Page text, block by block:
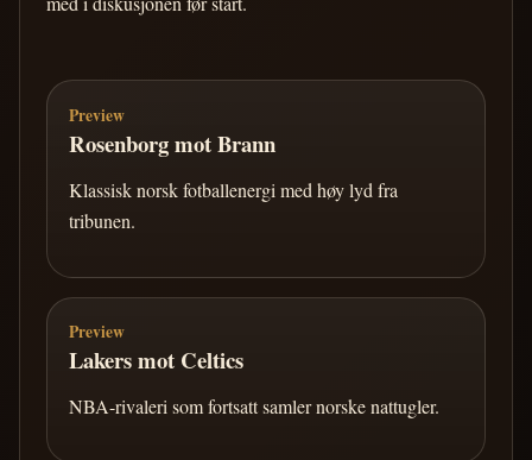
Preview
Rosenborg mot Brann
Klassisk norsk fotballenergi med høy lyd fra
tribunen.
Preview
Lakers mot Celtics
NBA-rivaleri som fortsatt samler norske nattugler.